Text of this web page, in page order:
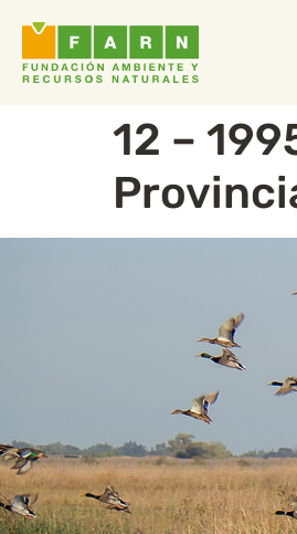
12 –